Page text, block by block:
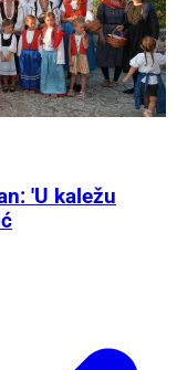
'U kaležu